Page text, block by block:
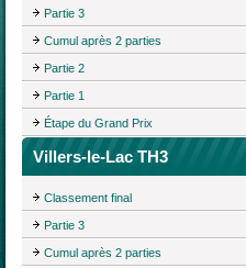
Partie 3
Cumul après 2 parties
Partie 2
Partie 1
Étape du Grand Prix
Villers-le-Lac TH3
Classement final
Partie 3
Cumul après 2 parties